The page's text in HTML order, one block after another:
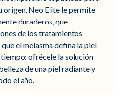
origen, Neo Elite le permite
duraderos, que
de los tratamientos
el melasma defina la piel
ofrécele la solución
de una piel radiante y
el año.